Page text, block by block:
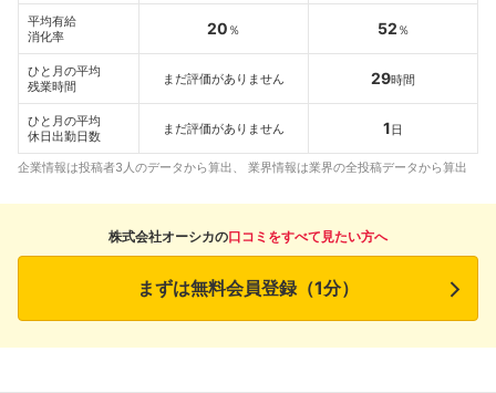
平均有給
消化率
20 ％ 52 ％
ひと月の平均
残業時間
まだ評価がありません 29時間
ひと月の平均
休日出勤日数
まだ評価がありません 1日
企業情報は投稿者3人のデータから算出、 業界情報は業界の全投稿データから算出
株式会社オーシカの口コミをすべて見たい方へ
まずは無料会員登録（1分）